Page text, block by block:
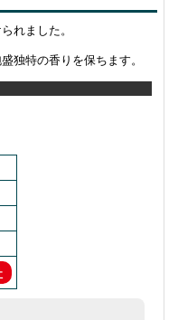
れました。
独特の香りを保ちます。